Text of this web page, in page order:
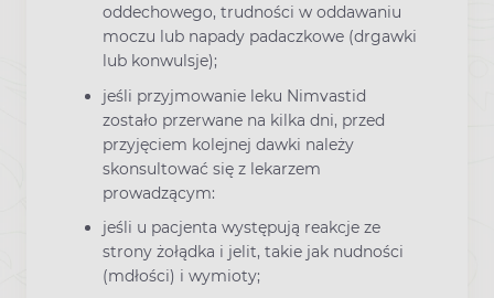
oddechowego, trudności w oddawaniu
moczu lub napady padaczkowe (drgawki
lub konwulsje);
jeśli przyjmowanie leku Nimvastid
zostało przerwane na kilka dni, przed
przyjęciem kolejnej dawki należy
skonsultować się z lekarzem
prowadzącym:
jeśli u pacjenta występują reakcje ze
strony żołądka i jelit, takie jak nudności
(mdłości) i wymioty;